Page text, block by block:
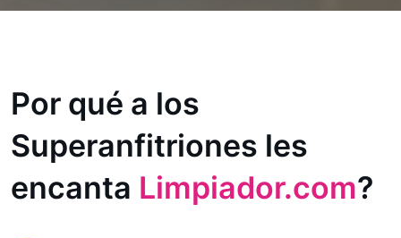
Por qué a los
Superanfitriones les
encanta Limpiador.com?